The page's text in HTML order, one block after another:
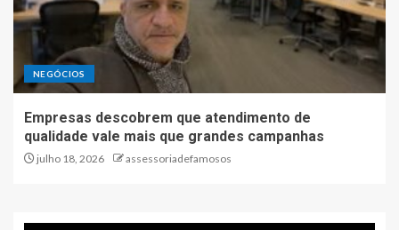
NEGÓCIOS
Empresas descobrem que atendimento de
qualidade vale mais que grandes campanhas
julho 18, 2026 assessoriadefamosos